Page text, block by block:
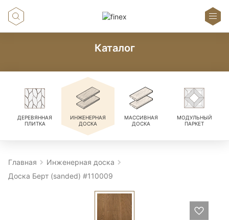
Каталог
ДЕРЕВЯННАЯ
ПЛИТКА
ИНЖЕНЕРНАЯ
ДОСКА
МАССИВНАЯ
ДОСКА
МОДУЛЬНЫЙ
ПАРКЕТ
Главная
Инженерная доска
Доска Берт (sanded) #110009